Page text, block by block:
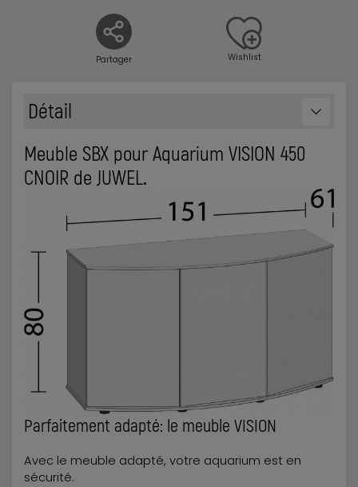
Partager Wishlist
Détail
Meuble SBX pour Aquarium VISION 450
CNOIR de JUWEL .
Parfaitement adapté: le meuble VISION
Avec le meuble adapté, votre aquarium est en
sécurité.